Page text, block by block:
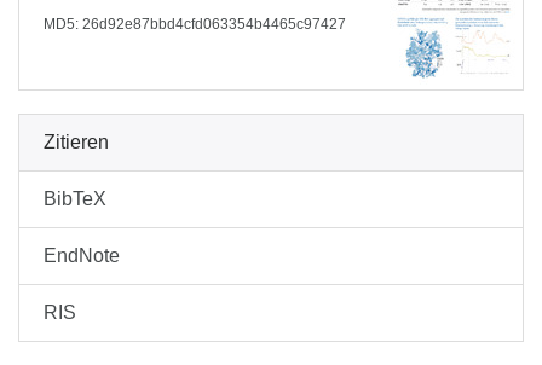
MD5: 26d92e87bbd4cfd063354b4465c97427
Zitieren
BibTeX
EndNote
RIS